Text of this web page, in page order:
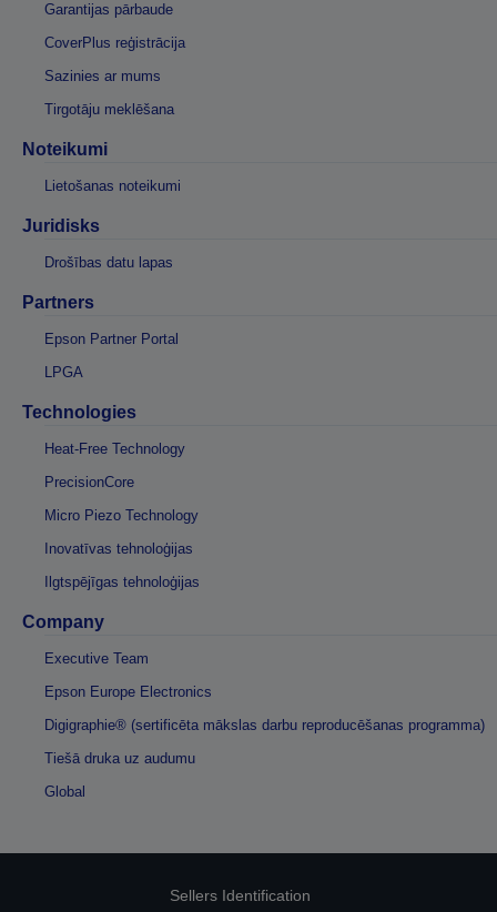
Garantijas pārbaude
CoverPlus reģistrācija
Sazinies ar mums
Tirgotāju meklēšana
Noteikumi
Lietošanas noteikumi
Juridisks
Drošības datu lapas
Partners
Epson Partner Portal
LPGA
Technologies
Heat-Free Technology
PrecisionCore
Micro Piezo Technology
Inovatīvas tehnoloģijas
Ilgtspējīgas tehnoloģijas
Company
Executive Team
Epson Europe Electronics
Digigraphie® (sertificēta mākslas darbu reproducēšanas programma)
Tiešā druka uz audumu
Global
Sellers Identification